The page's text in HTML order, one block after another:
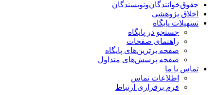
حقوق‌خوانندگان‌و‌نویسندگان
اخلاق پژوهشی
تسهیلات پایگاه
جستجو در پایگاه
راهنمای صفحات
صفحه برترین‌های پایگاه
صفحه پرسش‌های متداول
تماس با ما
اطلاعات تماس
فرم برقراری ارتباط